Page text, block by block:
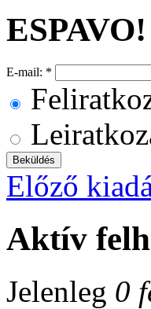
E-mail: *
Előző
Aktív
Jelenleg 0